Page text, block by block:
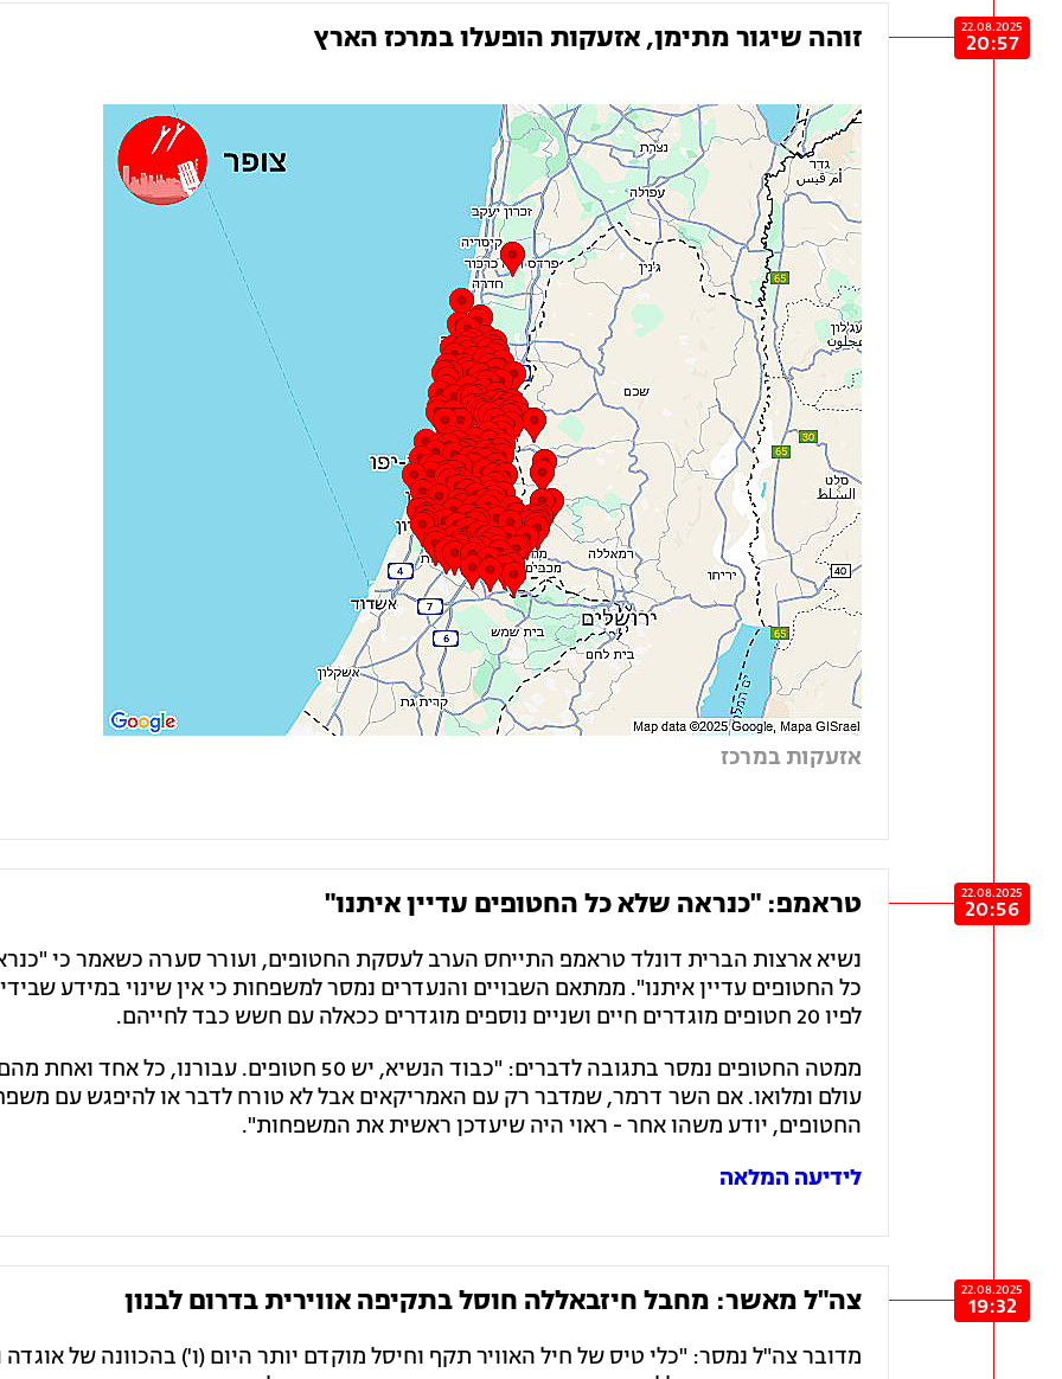
22.08.2025
20:57 זוהה שיגור מתימן, אזעקות הופעלו במרכז הארץ
אזעקות במרכז
22.08.2025
20:56 טראמפ: "כנראה שלא כל החטופים עדיין איתנו"
נשיא ארצות הברית דונלד טראמפ התייחס הערב לעסקת החטופים, ועורר סערה כשאמר כי
כל החטופים עדיין איתנו". ממתאם השבויים והנעדרים נמסר למשפחות כי אין שינוי במידע
לפיו 20 חטופים מוגדרים חיים ושניים נוספים מוגדרים ככאלה עם חשש כבד לחייהם.
ממטה החטופים נמסר בתגובה לדברים: "כבוד הנשיא, יש 50 חטופים. עבורנו, כל אחד
עולם ומלואו. אם השר דרמר, שמדבר רק עם האמריקאים אבל לא טורח לדבר או להיפגש עם
החטופים, יודע משהו אחר - ראוי היה שיעדכן ראשית את המשפחות".
לידיעה המלאה
22.08.2025
19:32 צה"ל מאשר: מחבל חיזבאללה חוסל בתקיפה אווירית בדרום לבנון